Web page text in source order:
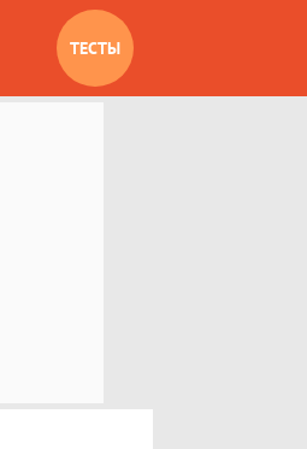
ТЕСТЫ